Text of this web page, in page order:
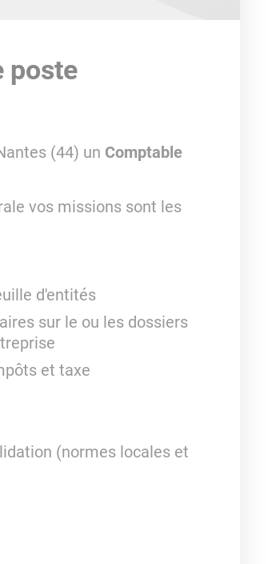
poste
(44) un Comptable
vos missions sont les
d'entités
sur le ou les dossiers
et taxe
(normes locales et